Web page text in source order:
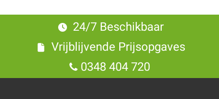
24/7 Beschikbaar
Vrijblijvende Prijsopgaves
0348 404 720